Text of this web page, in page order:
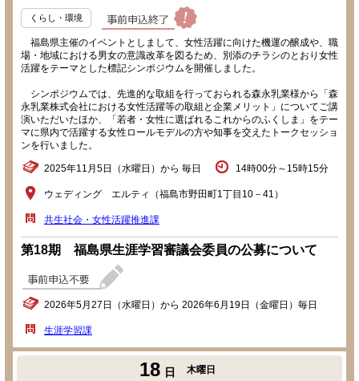
くらし・環境
福島県主催のイベントとしまして、女性活躍に向けた機運の醸成や、職
場・地域における男女の意識改革を図るため、別添のチラシのとおり女性
活躍をテーマとした標記シンポジウムを開催しました。
シンポジウムでは、先進的な取組を行っておられる森永乳業様から「森
永乳業株式会社における女性活躍等の取組と企業メリット」についてご講
演いただいたほか、「若者・女性に選ばれるこれからのふくしま」をテー
マに県内で活躍する女性ロールモデルの方や知事を交えたトークセッショ
ンを行いました。
2025年11月5日（水曜日）から 毎日 14時00分～15時15分
ウェディング エルティ（福島市野田町1丁目10－41）
共生社会・女性活躍推進課
第18期 福島県生涯学習審議会委員の公募について
2026年5月27日（水曜日）から 2026年6月19日（金曜日）毎日
生涯学習課
18 日 木曜日